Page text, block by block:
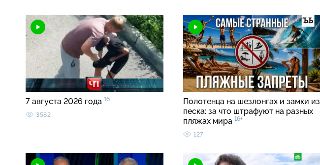
7 августа 2026 года 16+
3582
Полотенца на шезлонгах и замки из
песка: за что штрафуют на разных
пляжах мира 16+
127